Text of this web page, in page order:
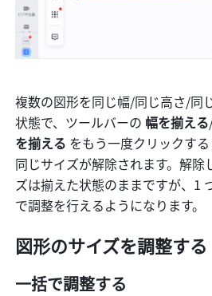
複数の図形を同じ幅/同じ高さ/同
状態で、ツールバーの 幅を揃える
を揃える をもう一度クリックす
同じサイズが解除されます。解除
ズは揃えた状態のままですが、1
で調整を行えるようになります。
図形のサイズを調整する
一括で調整する